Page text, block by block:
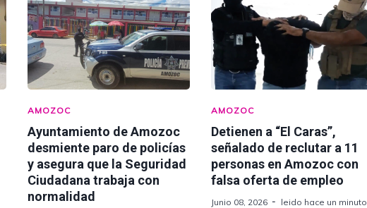
AMOZOC
Ayuntamiento de Amozoc
desmiente paro de policías
y asegura que la Seguridad
Ciudadana trabaja con
normalidad
AMOZOC
Detienen a “El Caras”,
señalado de reclutar a 11
personas en Amozoc con
falsa oferta de empleo
Junio 08, 2026 leido hace un minuto